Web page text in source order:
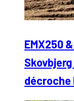
EMX250